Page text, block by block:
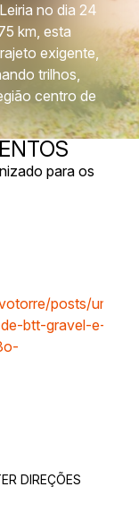
no dia 24
km, esta
exigente,
trilhos,
centro de
para os
posts/umpk-
btt-gravel-e-e-
DIREÇÕES